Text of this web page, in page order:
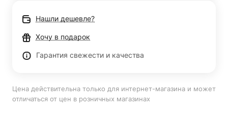
Нашли дешевле?
Хочу в подарок
Гарантия свежести и качества
Цена действительна только для интернет-магазина и может
отличаться от цен в розничных магазинах